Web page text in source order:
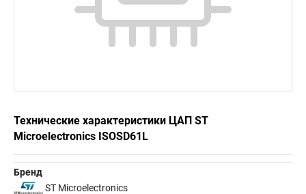
Технические характеристики ЦАП ST
Microelectronics ISOSD61L
Бренд
ST Microelectronics